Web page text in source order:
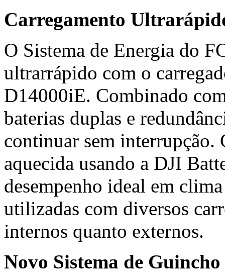
Carregamento
O Sistema de Energia do
ultrarrápido com o
D14000iE. Combinado
baterias duplas e
continuar sem interrupção.
aquecida usando a DJI
desempenho ideal em
utilizadas com diversos
internos quanto externos.
Novo Sistema de